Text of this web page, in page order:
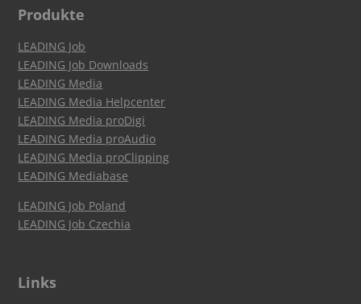
Produkte
LEADING Job
LEADING Job Downloads
LEADING Media
LEADING Media Helpcenter
LEADING Media proDigi
LEADING Media proAudio
LEADING Media proClipping
LEADING Mediabase
LEADING Job Poland
LEADING Job Czechia
Links